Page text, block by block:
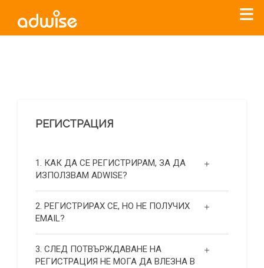
РЕГИСТРАЦИЯ
1. КАК ДА СЕ РЕГИСТРИРАМ, ЗА ДА
ИЗПОЛЗВАМ ADWISE?
2. РЕГИСТРИРАХ СЕ, НО НЕ ПОЛУЧИХ
EMAIL?
3. СЛЕД ПОТВЪРЖДАВАНЕ НА
РЕГИСТРАЦИЯ НЕ МОГА ДА ВЛЕЗНА В